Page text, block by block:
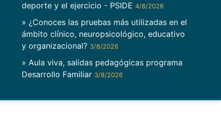
deporte y el ejercicio - PSIDE 4/8/2026
» ¿Conoces las pruebas más utilizadas en el
ámbito clínico, neuropsicológico, educativo
y organizacional? 3/8/2026
» Aula viva, salidas pedagógicas programa
Desarrollo Familiar 3/8/2026